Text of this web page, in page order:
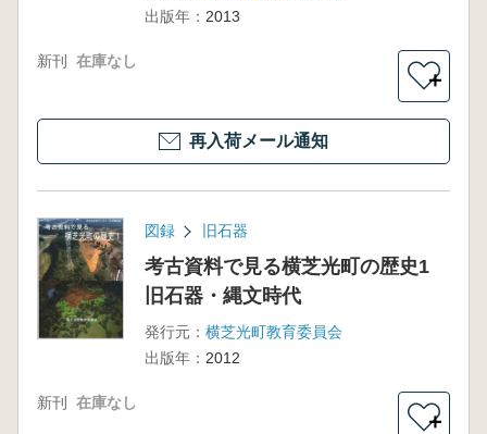
出版年： 2013
新刊 在庫なし
＋
再入荷メール通知
図録 旧石器
考古資料で見る横芝光町の歴史1
旧石器・縄文時代
発行元： 横芝光町教育委員会
出版年： 2012
新刊 在庫なし
＋